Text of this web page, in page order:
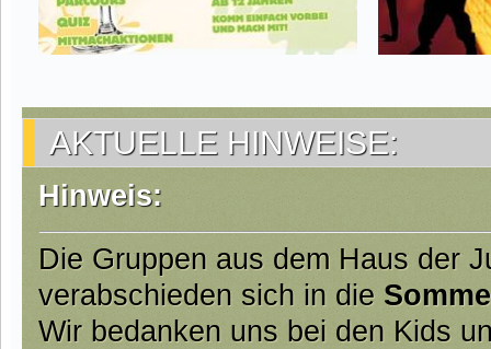
AKTUELLE HINWEISE:
Hinweis:
Die Gruppen aus dem Haus der
verabschieden sich in die
Wir bedanken uns bei den Kids